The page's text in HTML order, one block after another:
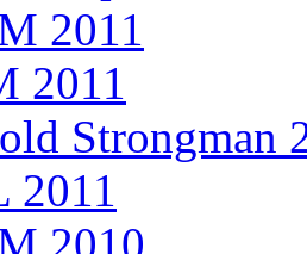
2011
2011
Strongman
2011
2010